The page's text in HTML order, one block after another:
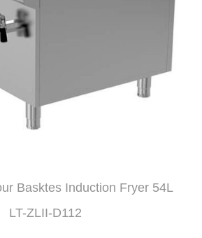
Basktes Induction Fryer 54L
LT-ZLII-D112